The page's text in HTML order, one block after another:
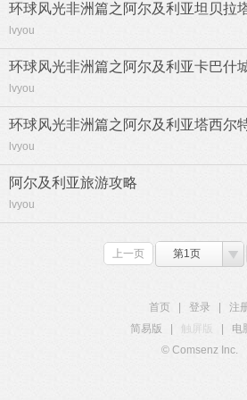
环球风光非洲篇之阿尔及利亚坦贝拉
lvyou
环球风光非洲篇之阿尔及利亚卡巴什
lvyou
环球风光非洲篇之阿尔及利亚塔西尔
lvyou
阿尔及利亚旅游攻略
lvyou
上一页 第1页
首页 登录
注
简易版
触屏版 电
© Comsenz Inc.